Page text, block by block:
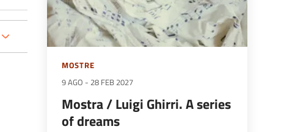
MOSTRE
9 AGO - 28 FEB 2027
Mostra / Luigi Ghirri. A series
of dreams